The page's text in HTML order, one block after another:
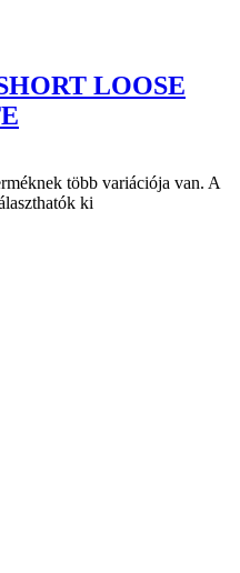
LOOSE
több variációja van. A
ki